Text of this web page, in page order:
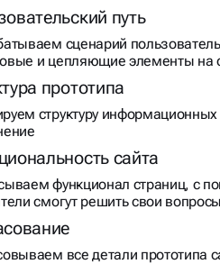
путь
сценарий
и цепляющие элементы на
прототипа
структуру информационных
сайта
функционал страниц, с
смогут решить свои вопросы
все детали прототипа